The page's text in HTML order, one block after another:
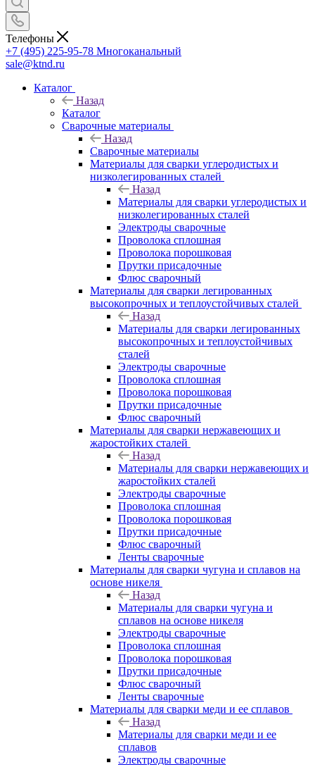
Телефоны
+7 (495) 225-95-78 Многоканальный
sale@ktnd.ru
Каталог
Назад
Каталог
Сварочные материалы
Назад
Сварочные материалы
Материалы для сварки углеродистых и
низколегированных сталей
Назад
Материалы для сварки углеродистых и
низколегированных сталей
Электроды сварочные
Проволока сплошная
Проволока порошковая
Прутки присадочные
Флюс сварочный
Материалы для сварки легированных
высокопрочных и теплоустойчивых сталей
Назад
Материалы для сварки легированных
высокопрочных и теплоустойчивых
сталей
Электроды сварочные
Проволока сплошная
Проволока порошковая
Прутки присадочные
Флюс сварочный
Материалы для сварки нержавеющих и
жаростойких сталей
Назад
Материалы для сварки нержавеющих и
жаростойких сталей
Электроды сварочные
Проволока сплошная
Проволока порошковая
Прутки присадочные
Флюс сварочный
Ленты сварочные
Материалы для сварки чугуна и сплавов на
основе никеля
Назад
Материалы для сварки чугуна и
сплавов на основе никеля
Электроды сварочные
Проволока сплошная
Проволока порошковая
Прутки присадочные
Флюс сварочный
Ленты сварочные
Материалы для сварки меди и ее сплавов
Назад
Материалы для сварки меди и ее
сплавов
Электроды сварочные